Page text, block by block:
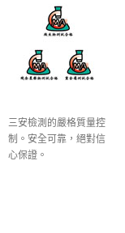
三安檢測的嚴格質量控
制。安全可靠，絕對信
心保證。